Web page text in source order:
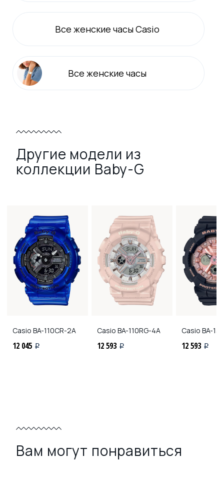
Все женские часы Casio
Все женские часы
Другие модели из
коллекции Baby-G
Casio BA-110CR-2A
12 045 i
Casio BA-110RG-4A
12 593 i
Casio BA-
12 593 i
Вам могут понравиться